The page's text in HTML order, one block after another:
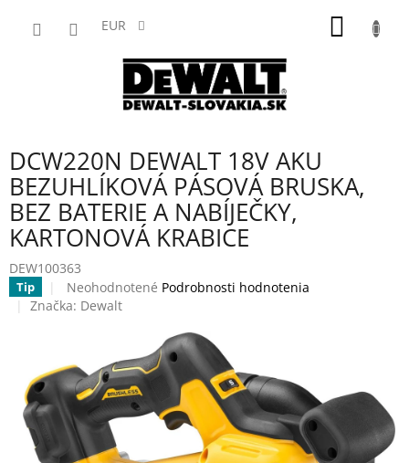
EUR
DCW220N DEWALT 18V AKU
BEZUHLÍKOVÁ PÁSOVÁ BRUSKA,
BEZ BATERIE A NABÍJEČKY,
KARTONOVÁ KRABICE
DEW100363
Tip
Priemerné
hodnotenie
z
5
hviezdičiek.
Neohodnotené Podrobnosti hodnotenia
Značka: Dewalt